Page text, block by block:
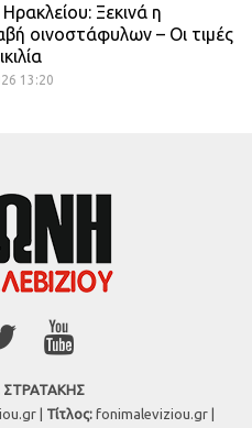
Ξεκινά η
οινοστάφυλων – Οι τιμές
13:20
ΣΤΡΑΤΑΚΗΣ
| Τίτλος:fonimaleviziou.gr |